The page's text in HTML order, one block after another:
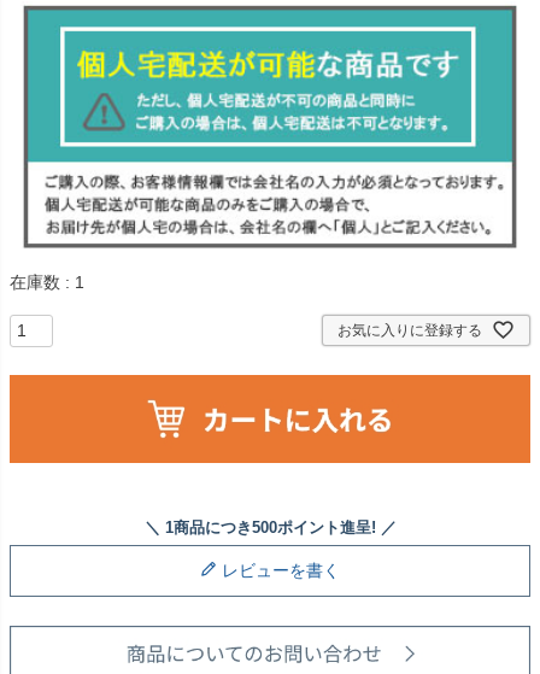
在庫数 1
お気に入りに登録する
レビューを書く